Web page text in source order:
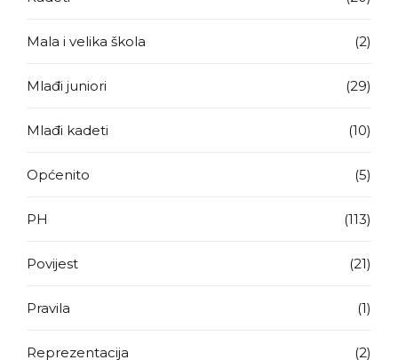
Mala i velika škola (2)
Mlađi juniori (29)
Mlađi kadeti (10)
Općenito (5)
PH (113)
Povijest (21)
Pravila (1)
Reprezentacija (2)